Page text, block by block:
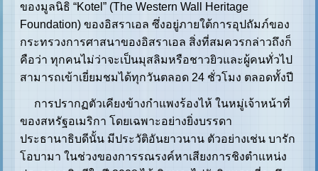
ของมูลนิธิ “Kotel” (The Western Wall Heritage
Foundation) ของอิสราเอล ซึ่งอยู่ภายใต้การอุปถัมภ์ของ
กระทรวงการศาสนาของอิสราเอล สิ่งที่สมควรกล่าวถึงก็
คือว่า ทุกคนไม่ว่าจะเป็นมุสลิมหรือชาวยิวและผู้คนทั่วไป
สามารถเข้าเยี่ยมชมได้ทุกวันตลอด 24 ชั่วโมง ตลอดทั้งปี
การปรากฏตัวเคียงข้างกำแพงร้องไห้ ในหมู่เจ้าหน้าที่
ของสหรัฐอเมริกา โดยเฉพาะอย่างยิ่งบรรดา
ประธานาธิบดีนั้น มีประวัติอันยาวนาน ตัวอย่างเช่น บารัก
โอบามา ในช่วงของการรณรงค์หาเสียงการชิงตำแหน่ง